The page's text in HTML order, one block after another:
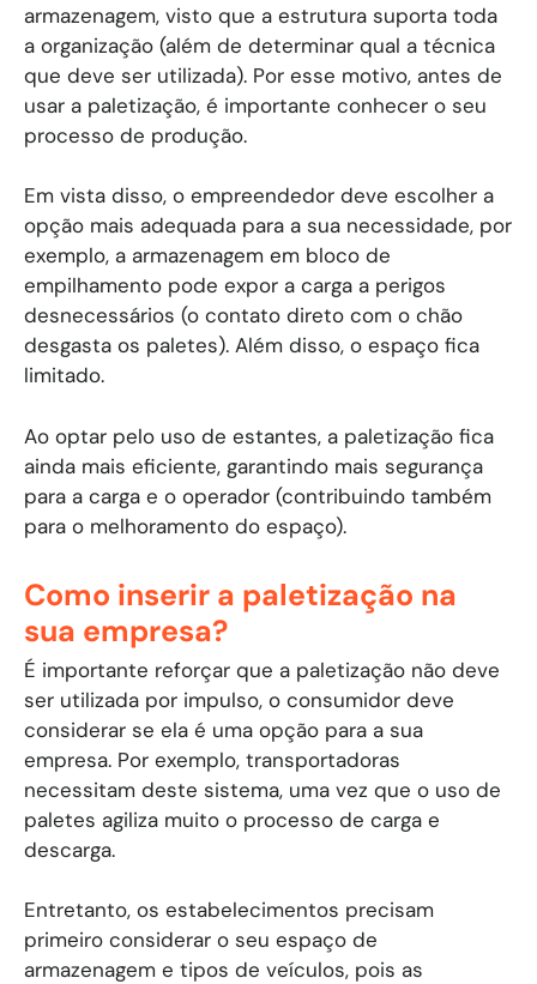
armazenagem, visto que a estrutura suporta toda
a organização (além de determinar qual a técnica
que deve ser utilizada). Por esse motivo, antes de
usar a paletização, é importante conhecer o seu
processo de produção.
Em vista disso, o empreendedor deve escolher a
opção mais adequada para a sua necessidade, por
exemplo, a armazenagem em bloco de
empilhamento pode expor a carga a perigos
desnecessários (o contato direto com o chão
desgasta os paletes). Além disso, o espaço fica
limitado.
Ao optar pelo uso de estantes, a paletização fica
ainda mais eficiente, garantindo mais segurança
para a carga e o operador (contribuindo também
para o melhoramento do espaço).
Como inserir a paletização na
sua empresa?
É importante reforçar que a paletização não deve
ser utilizada por impulso, o consumidor deve
considerar se ela é uma opção para a sua
empresa. Por exemplo, transportadoras
necessitam deste sistema, uma vez que o uso de
paletes agiliza muito o processo de carga e
descarga.
Entretanto, os estabelecimentos precisam
primeiro considerar o seu espaço de
armazenagem e tipos de veículos, pois as